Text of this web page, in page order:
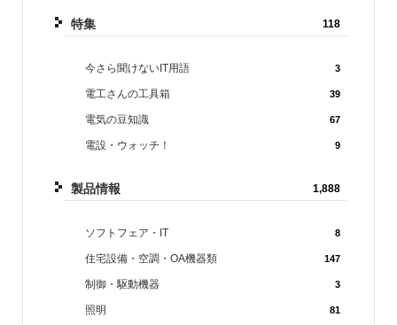
特集 118
今さら聞けないIT用語 3
電工さんの工具箱 39
電気の豆知識 67
電設・ウォッチ！ 9
製品情報 1,888
ソフトフェア・IT 8
住宅設備・空調・OA機器類 147
制御・駆動機器 3
照明 81